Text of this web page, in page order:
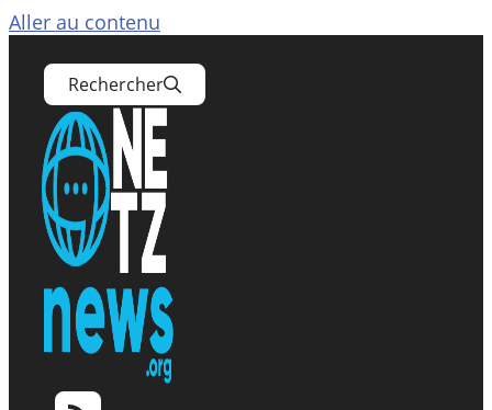
Aller au contenu
Rechercher